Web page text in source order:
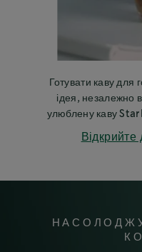
Готувати каву для
ідея, незалежно
улюблену каву